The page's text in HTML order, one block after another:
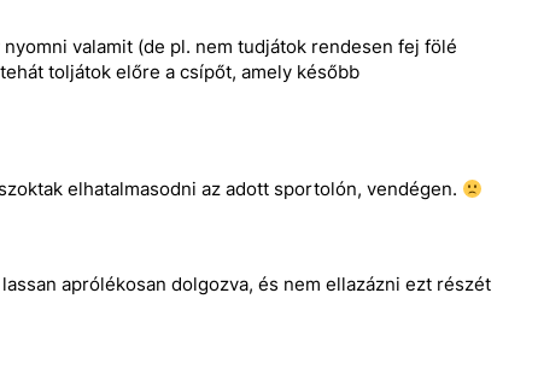
valamit (de pl. nem tudjátok rendesen fej fölé
toljátok előre a csípőt, amely később
elhatalmasodni az adott sportolón, vendégen.
lassan aprólékosan dolgozva, és nem ellazázni ezt részét